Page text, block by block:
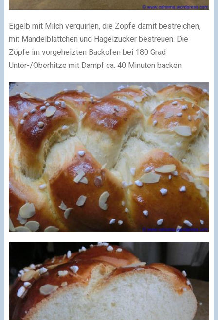
Eigelb mit Milch verquirlen, die Zöpfe damit bestreichen,
mit Mandelblättchen und Hagelzucker bestreuen. Die
Zöpfe im vorgeheizten Backofen bei 180 Grad
Unter-/Oberhitze mit Dampf ca. 40 Minuten backen.